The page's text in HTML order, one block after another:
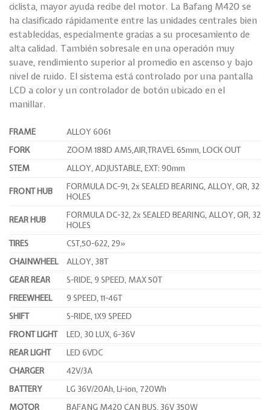
ciclista, mayor ayuda recibe del motor. La Bafang M420 se
ha clasificado rápidamente entre las unidades centrales bien
establecidas, especialmente gracias a su procesamiento de
alta calidad. También sobresale en una operación muy
suave, rendimiento superior al promedio en ascenso y bajo
nivel de ruido. El sistema está controlado por una pantalla
LCD a color y un controlador de botón ubicado en el
manillar.
FRAME
ALLOY 6061
FORK
ZOOM 188D AMS,AIR,TRAVEL 65mm, LOCK OUT
STEM
ALLOY, ADJUSTABLE, EXT: 90mm
FRONT HUB
FORMULA DC-91, 2x SEALED BEARING, ALLOY, QR, 32
HOLES
REAR HUB
FORMULA DC-32, 2x SEALED BEARING, ALLOY, QR, 32
HOLES
TIRES
CST,50-622, 29»
CHAINWHEEL
ALLOY, 38T
GEAR REAR
S-RIDE, 9 SPEED, MAX 50T
FREEWHEEL
9 SPEED, 11-46T
SHIFT
S-RIDE, 1X9 SPEED
FRONT LIGHT
LED, 30 LUX, 6-36V
REAR LIGHT
LED 6VDC
CHARGER
42V/3A
BATTERY
LG 36V/20Ah, Li-ion, 720Wh
MOTOR
BAFANG M420 CAN BUS, 36V 350W